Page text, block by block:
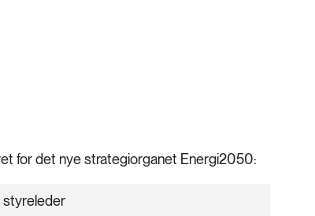
for det nye strategiorganet Energi2050:
styreleder